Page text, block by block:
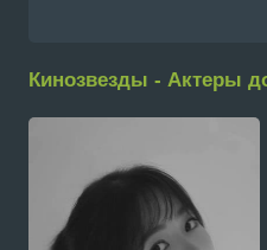
Кинозвезды - Актеры